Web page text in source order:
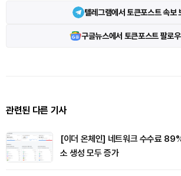
텔레그램에서 토큰포스트 속보
구글뉴스에서 토큰포스트 팔로
관련된 다른 기사
[이더 온체인] 네트워크 수수료
소 생성 모두 증가